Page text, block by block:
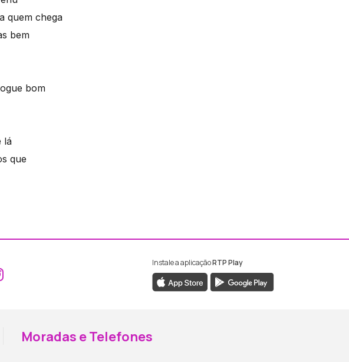
quem chega
bem
bom
lá
que
ao Facebook da RTP Madeira
Aceder ao Instagram da RTP Madeira
Instale a aplicaçãoRTP Play
Moradas e Telefones